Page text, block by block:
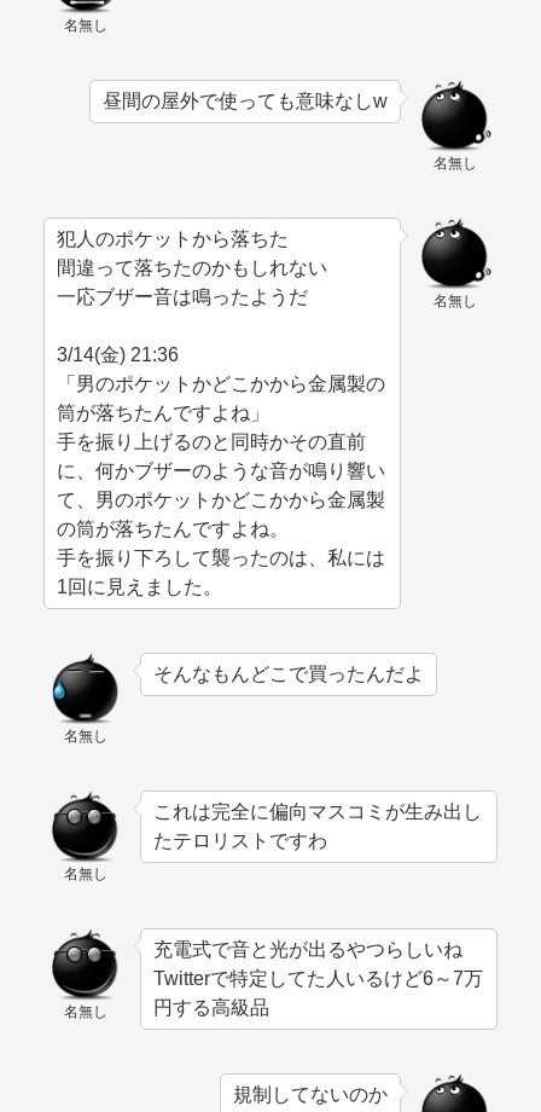
名無し
名無し
昼間の屋外で使っても意味なしw
名無し
犯人のポケットから落ちた
間違って落ちたのかもしれない
一応ブザー音は鳴ったようだ
3/14(金) 21:36
「男のポケットかどこかから金属製の
筒が落ちたんですよね」
手を振り上げるのと同時かその直前
に、何かブザーのような音が鳴り響い
て、男のポケットかどこかから金属製
の筒が落ちたんですよね。
手を振り下ろして襲ったのは、私には
1回に見えました。
名無し
そんなもんどこで買ったんだよ
名無し
これは完全に偏向マスコミが生み出し
たテロリストですわ
名無し
充電式で音と光が出るやつらしいね
Twitterで特定してた人いるけど6～7万
円する高級品
規制してないのか